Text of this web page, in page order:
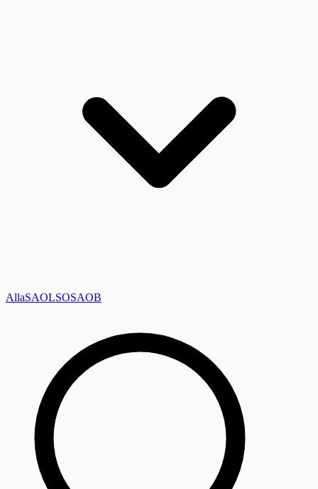
AllaSAOLSOSAOB